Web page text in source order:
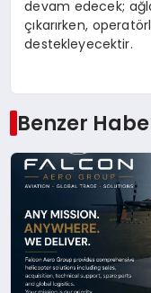
devam edecek;
çıkarırken,
destekleyecektir.
Benzer